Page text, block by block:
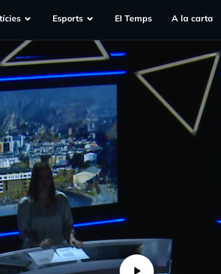
Esports EI Temps A la carta